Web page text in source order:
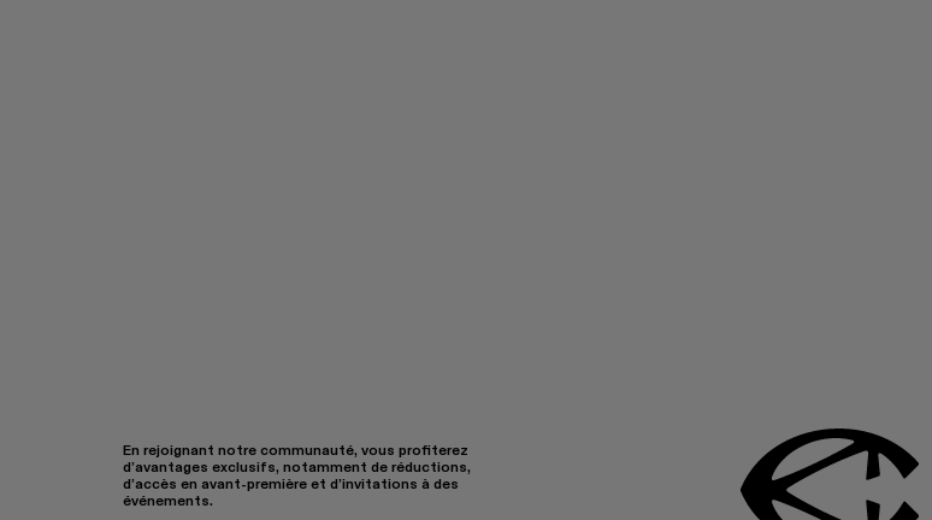
En rejoignant notre communauté, vous profiterez
d’avantages exclusifs, notamment de réductions,
d’accès en avant-première et d’invitations à des
événements.